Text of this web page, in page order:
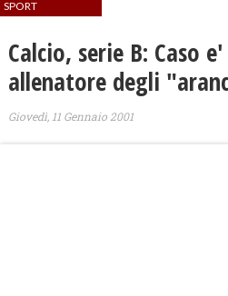
SPORT
Calcio, serie B: Caso
allenatore degli
Giovedì, 11 Gennaio 2001